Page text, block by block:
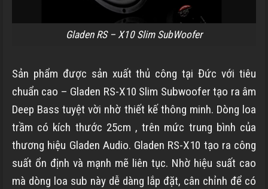
Gladen RS – X10 Slim SubWoofer
Sản phẩm được sản xuất thủ công tại Đức với tiêu
chuẩn cao – Gladen RS-X10 Slim Subwoofer tạo ra âm
Deep Bass tuyệt vời nhờ thiết kế thông minh. Dòng loa
trầm có kích thước 25cm , trên mức trung bình của
thương hiệu Gladen Audio. Gladen RS-X10 tạo ra công
suất ổn định và mạnh mẽ liên tục. Nhờ hiệu suất cao
mà dòng loa sub này dễ dàng lắp đặt, cân chỉnh để có